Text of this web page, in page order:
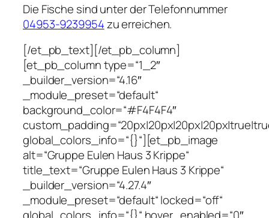
Die Fische sind unter der Telefonnummer
04953-9239954zu erreichen.
[/et_pb_text][/et_pb_column]
[et_pb_column type=“1_2″
_builder_version=“4.16″
_module_preset=“default“
background_color=“#F4F4F4″
global_colors_info=“{}“][et_pb_image
alt=“Gruppe Eulen Haus 3 Krippe“
title_text=“Gruppe Eulen Haus 3 Krippe“
_builder_version=“4.27.4″
_module_preset=“default“ locked=“off“